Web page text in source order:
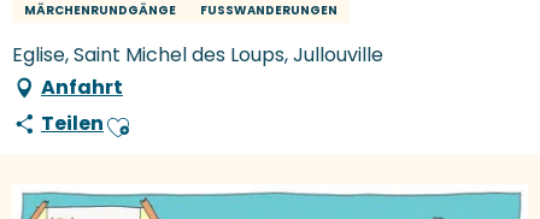
MÄRCHENRUNDGÄNGE
FUSSWANDERUNGEN
Eglise, Saint Michel des Loups, Jullouville
Anfahrt
TeilenAjouter aux favoris